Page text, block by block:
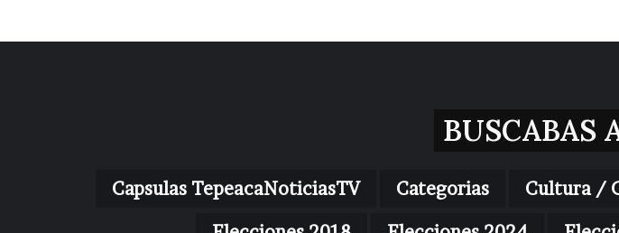
BUSCABAS
Capsulas TepeacaNoticiasTV Categorias Cultura /